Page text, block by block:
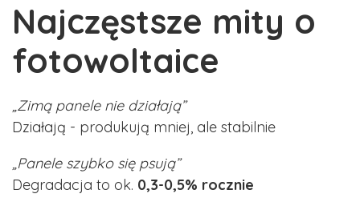
Najczęstsze mity o
fotowoltaice
„Zimą panele nie działają”
Działają - produkują mniej, ale stabilnie
„Panele szybko się psują”
Degradacja to ok. 0,3-0,5% rocznie